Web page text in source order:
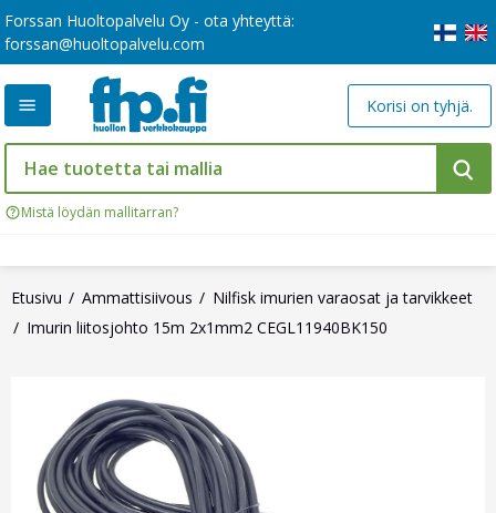
Forssan Huoltopalvelu Oy - ota yhteyttä:
forssan@huoltopalvelu.com
Mistä löydän mallitarran?
Korisi on tyhjä.
Etusivu Ammattisiivous
Nilfisk imurien varaosat ja tarvikkeet
Imurin liitosjohto 15m 2x1mm2 CEGL11940BK150